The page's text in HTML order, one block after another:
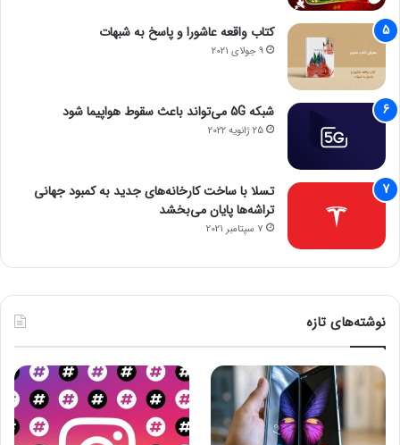
کتاب واقعه عاشورا و پاسخ به شبهات
9 جولای 2021
شبکه 5G می‌تواند باعث سقوط هواپیما شود
25 ژانویه 2022
تسلا با ساخت کارخانه‌های جدید به کمبود جهانی
تراشه‌ها پایان می‌بخشد
7 سپتامبر 2021
نوشته‌های تازه